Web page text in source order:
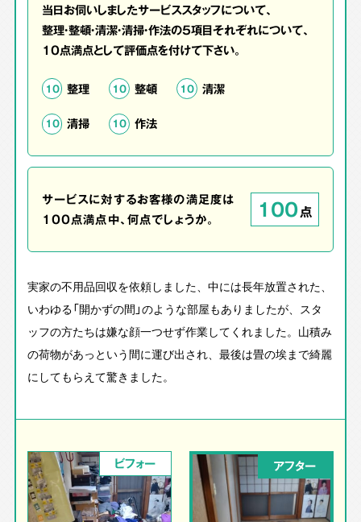
当日お伺いしましたサービススタッフについて、
整理・整頓・清潔・清掃・作法の5項目それぞれについて、
10点満点として評価点を付けて下さい。
10 整理 10 整頓 10 清潔
10 清掃 10 作法
サービスに対するお客様の満足度は
100点満点中、何点でしょうか。
100点
実家の不用品回収を依頼しました、中には長年放置された、
いわゆる「開かずの間」のような部屋もありましたが、スタ
ッフの方たちは嫌な顔一つせず作業してくれました。山積み
の荷物があっという間に運び出され、最後は畳の埃まで綺麗
にしてもらえて驚きました。
ビフォー アフター